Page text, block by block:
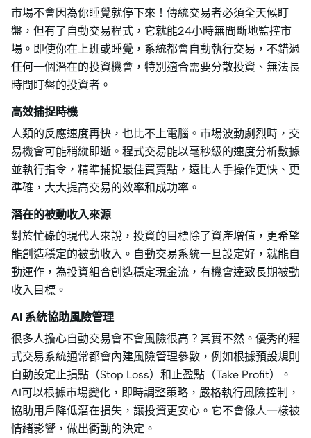
市場不會因為你睡覺就停下來！傳統交易者必須全天候盯
盤，但有了自動交易程式，它就能24小時無間斷地監控市
場。即使你在上班或睡覺，系統都會自動執行交易，不錯過
任何一個潛在的投資機會，特別適合需要分散投資、無法長
時間盯盤的投資者。
高效捕捉時機
人類的反應速度再快，也比不上電腦。市場波動劇烈時，交
易機會可能稍縱即逝。程式交易能以毫秒級的速度分析數據
並執行指令，精準捕捉最佳買賣點，遠比人手操作更快、更
準確，大大提高交易的效率和成功率。
潛在的被動收入來源
對於忙碌的現代人來說，投資的目標除了資產增值，更希望
能創造穩定的被動收入。自動交易系統一旦設定好，就能自
動運作，為投資組合創造穩定現金流，有機會達致長期被動
收入目標。
AI 系統協助風險管理
很多人擔心自動交易會不會風險很高？其實不然。優秀的程
式交易系統通常都會內建風險管理參數，例如根據預設規則
自動設定止損點（Stop Loss）和止盈點（Take Profit）。
AI可以根據市場變化，即時調整策略，嚴格執行風險控制，
協助用戶降低潛在損失，讓投資更安心。它不會像人一樣被
情緒影響，做出衝動的決定。